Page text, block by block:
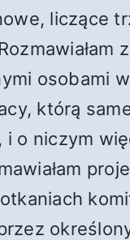
liczące
z
osobami
którą
i o niczym